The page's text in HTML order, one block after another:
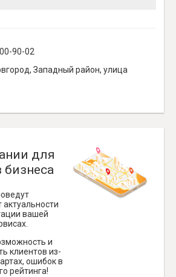
90-02
Западный район, улица
для
бизнеса
вашей
и
клиентов из-
ошибок в
рейтинга!